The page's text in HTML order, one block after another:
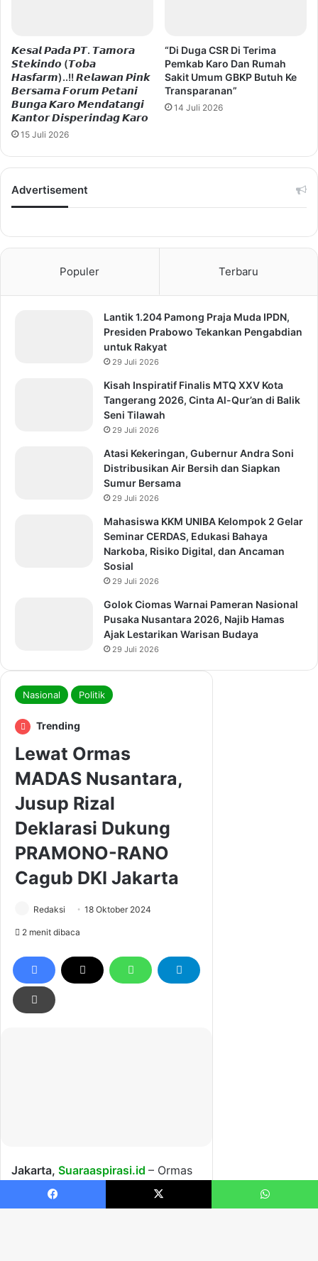
𝙆𝙚𝙨𝙖𝙡 𝙋𝙖𝙙𝙖 𝙋𝙏. 𝙏𝙖𝙢𝙤𝙧𝙖
𝙎𝙩𝙚𝙠𝙞𝙣𝙙𝙤 (𝙏𝙤𝙗𝙖
𝙃𝙖𝙨𝙛𝙖𝙧𝙢)..!! 𝙍𝙚𝙡𝙖𝙬𝙖𝙣 𝙋𝙞𝙣𝙠
𝘽𝙚𝙧𝙨𝙖𝙢𝙖 𝙁𝙤𝙧𝙪𝙢 𝙋𝙚𝙩𝙖𝙣𝙞
𝘽𝙪𝙣𝙜𝙖 𝙆𝙖𝙧𝙤 𝙈𝙚𝙣𝙙𝙖𝙩𝙖𝙣𝙜𝙞
𝙆𝙖𝙣𝙩𝙤𝙧 𝘿𝙞𝙨𝙥𝙚𝙧𝙞𝙣𝙙𝙖𝙜 𝙆𝙖𝙧𝙤
15 Juli 2026
“Di Duga CSR Di Terima
Pemkab Karo Dan Rumah
Sakit Umum GBKP Butuh Ke
Transparanan”
14 Juli 2026
Advertisement
Populer Terbaru
Lantik 1.204 Pamong Praja Muda IPDN,
Presiden Prabowo Tekankan Pengabdian
untuk Rakyat
29 Juli 2026
Kisah Inspiratif Finalis MTQ XXV Kota
Tangerang 2026, Cinta Al-Qur’an di Balik
Seni Tilawah
29 Juli 2026
Atasi Kekeringan, Gubernur Andra Soni
Distribusikan Air Bersih dan Siapkan
Sumur Bersama
29 Juli 2026
Mahasiswa KKM UNIBA Kelompok 2 Gelar
Seminar CERDAS, Edukasi Bahaya
Narkoba, Risiko Digital, dan Ancaman
Sosial
29 Juli 2026
Golok Ciomas Warnai Pameran Nasional
Pusaka Nusantara 2026, Najib Hamas
Ajak Lestarikan Warisan Budaya
29 Juli 2026
Facebook X WhatsApp